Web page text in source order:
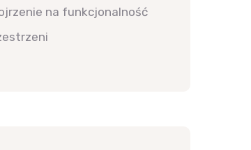
na funkcjonalność